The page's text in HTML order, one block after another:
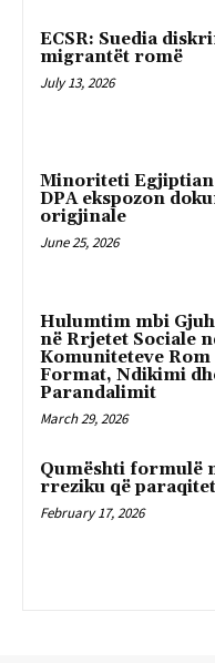
ECSR: Suedia
migrantët romë
July 13, 2026
Minoriteti Egjiptian
DPA ekspozon
origjinale
June 25, 2026
Hulumtim mbi
në Rrjetet Sociale
Komuniteteve
Format, Ndikimi
Parandalimit
March 29, 2026
Qumështi formulë
rreziku që
February 17, 2026